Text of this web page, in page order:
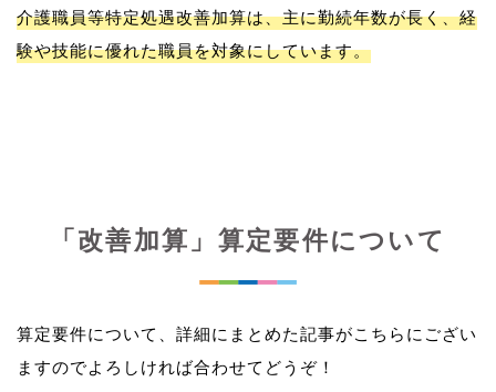
介護職員等特定処遇改善加算は、主に勤続年数が長く、経
験や技能に優れた職員を対象にしています。
「改善加算」算定要件について
算定要件について、詳細にまとめた記事がこちらにござい
ますのでよろしければ合わせてどうぞ！